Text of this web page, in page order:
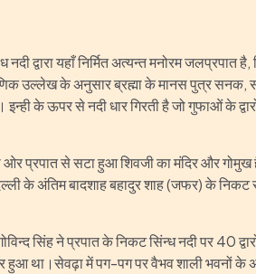
नदी द्वारा यहाँ निर्मित अत्यन्त मनोरम
उल्लेख के अनुसार ब्रह्मा के मानस पुत्र
के ऊपर से नदी धार गिरती है जो गुफाओं के
प्रपात से सटा हुआ शिवजी का मंदिर और गोमुख
के अंतिम बादशाह बहादुर शाह (जफर) के
सिंह ने प्रपात के निकट सिंन्ध नदी पर 40
हुआ था।सेवढ़ा में पग-पग पर वैभव शाली भवनों